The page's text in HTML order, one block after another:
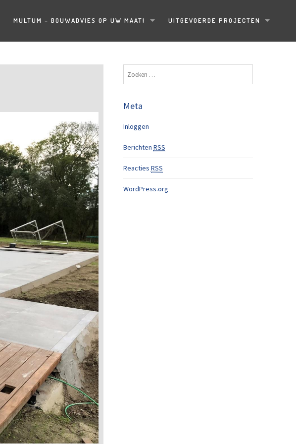
MULTUM – BOUWADVIES OP UW MAAT! UITGEVOERDE PROJECTEN
AALTER
Meta
Inloggen
Berichten RSS
Reacties RSS
WordPress.org